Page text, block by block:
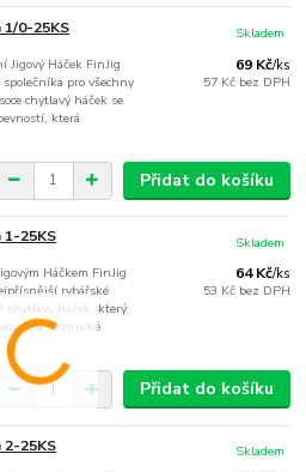
1/0-25KS
Jigový Háček FinJig
pro všechny
chytlavý háček se
která
69 Kč/ks
57 Kč bez DPH
Skladem
Přidat do košíku
1-25KS
Háčkem FinJig
rybářské
chytlavý háček, který
a technické
64 Kč/ks
53 Kč bez DPH
Skladem
Přidat do košíku
2-25KS Skladem